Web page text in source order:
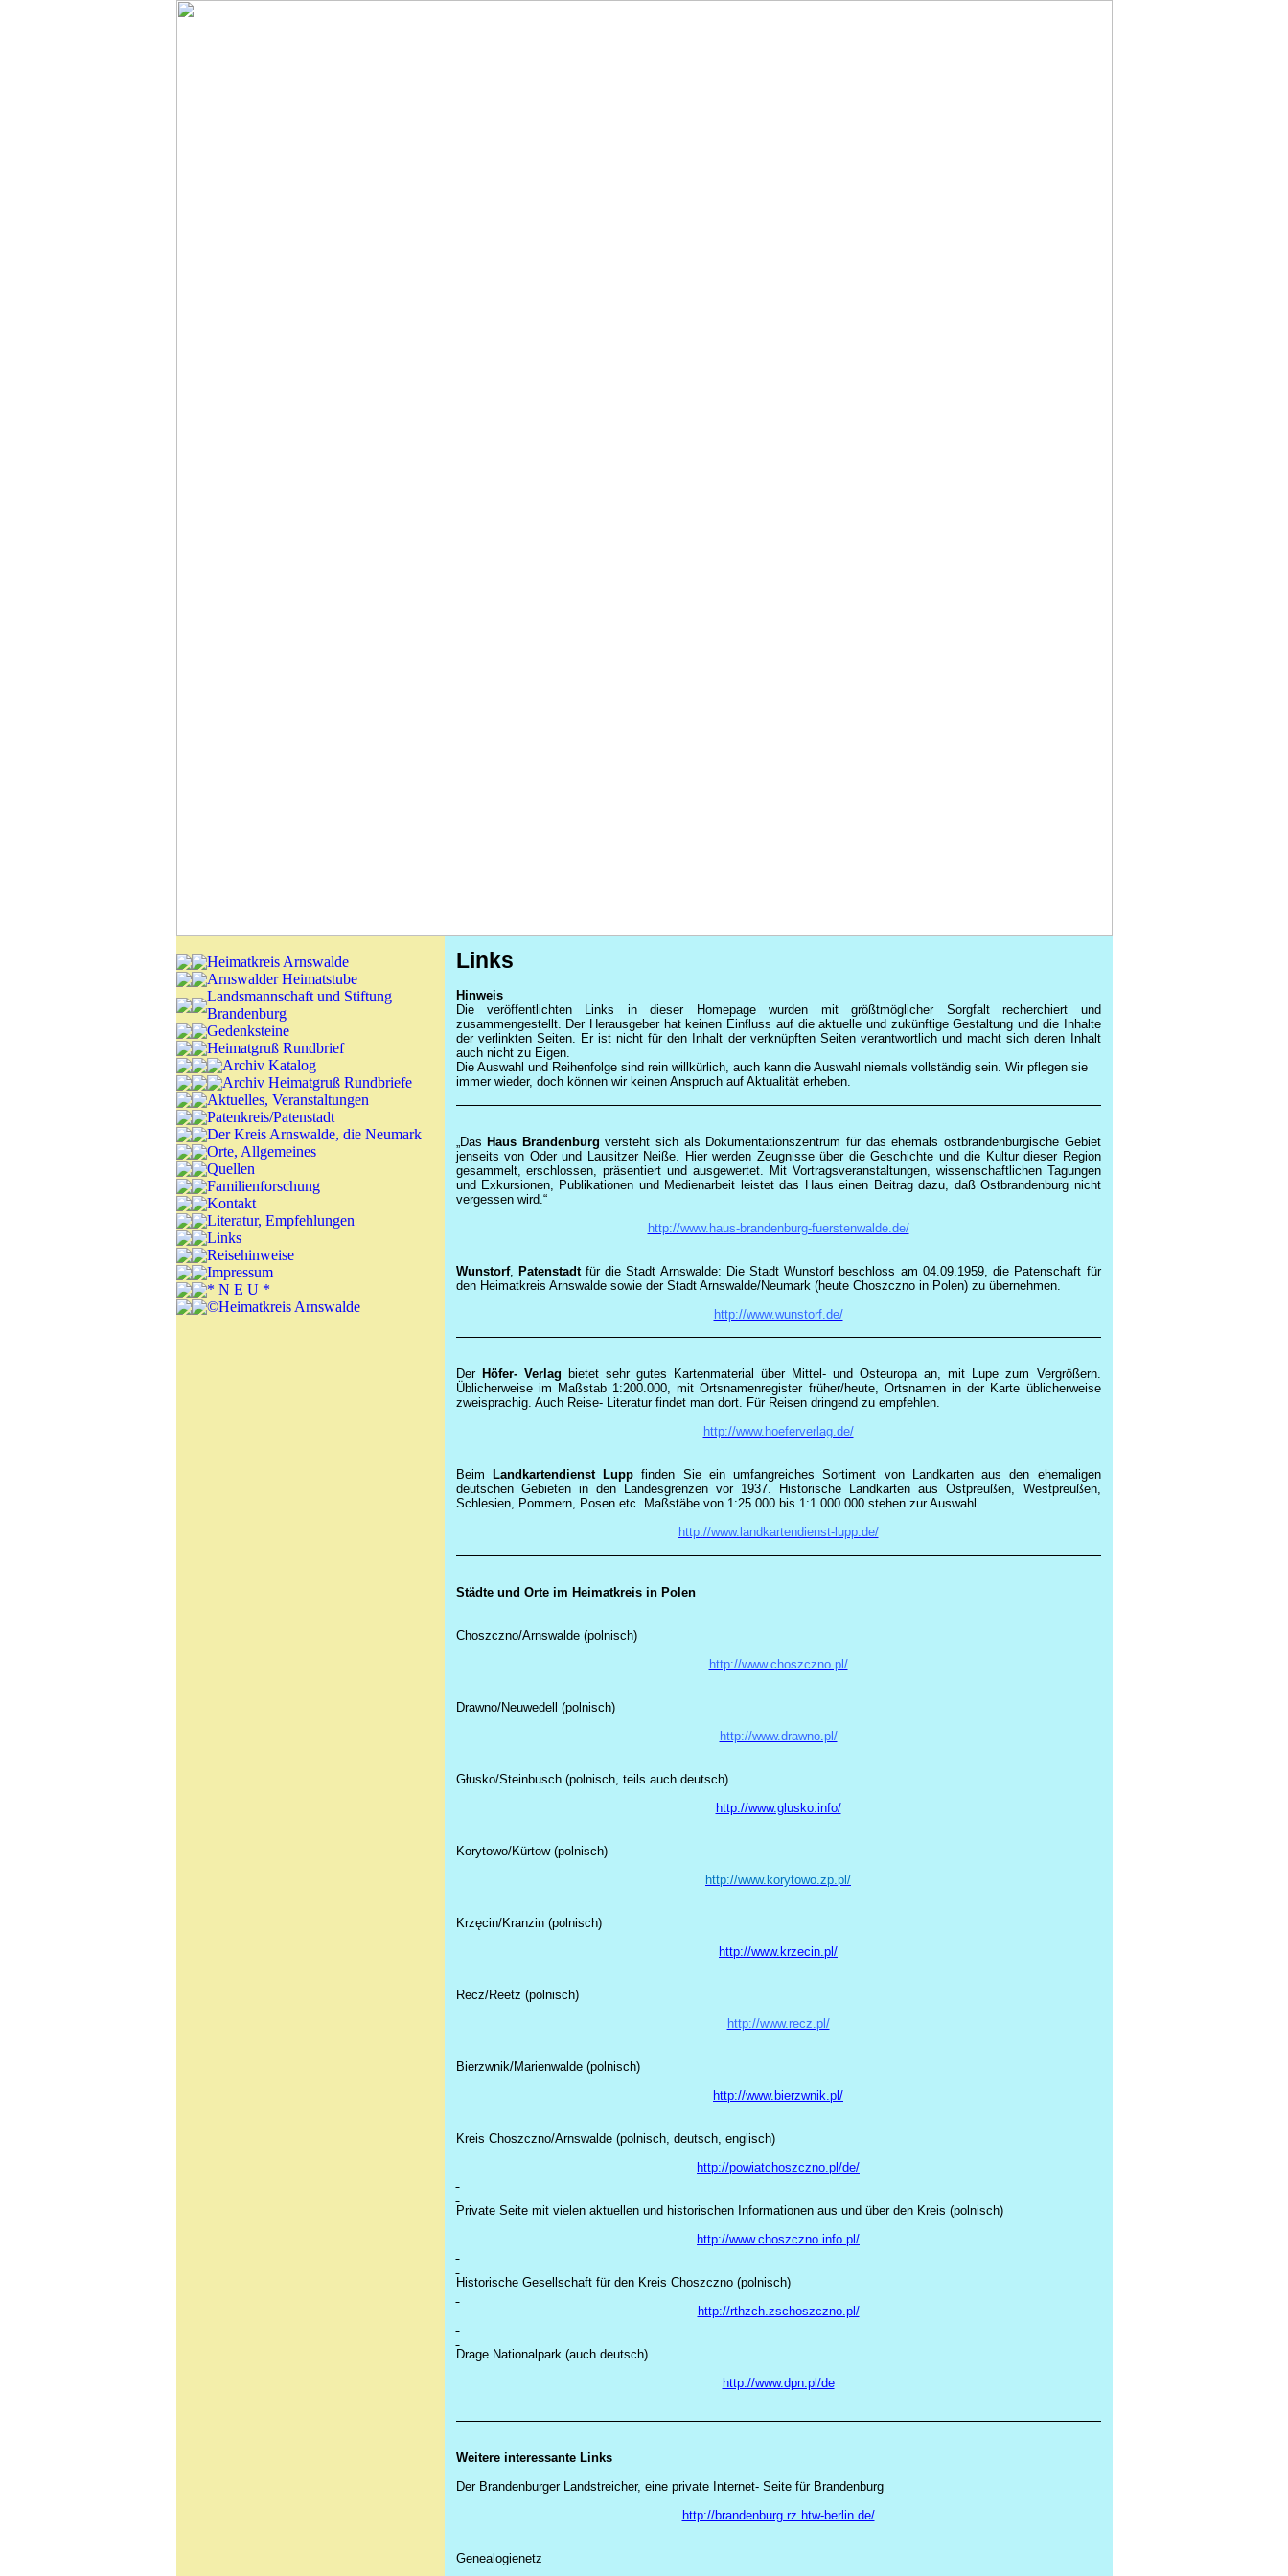
Heimatkreis Arnswalde
Arnswalder Heimatstube
Landsmannschaft und Stiftung
Brandenburg
Gedenksteine
Heimatgruß Rundbrief
Archiv Katalog
Archiv Heimatgruß Rundbriefe
Aktuelles, Veranstaltungen
Patenkreis/Patenstadt
Der Kreis Arnswalde, die Neumark
Orte, Allgemeines
Quellen
Familienforschung
Kontakt
Literatur, Empfehlungen
Links
Reisehinweise
Impressum
* N E U *
©Heimatkreis Arnswalde
Links
Hinweis
Die veröffentlichten Links in dieser Homepage wurden mit größtmöglicher Sorgfalt recherchiert und
zusammengestellt. Der Herausgeber hat keinen Einfluss auf die aktuelle und zukünftige Gestaltung und die Inhalte
der verlinkten Seiten. Er ist nicht für den Inhalt der verknüpften Seiten verantwortlich und macht sich deren Inhalt
auch nicht zu Eigen.
Die Auswahl und Reihenfolge sind rein willkürlich, auch kann die Auswahl niemals vollständig sein. Wir pflegen sie
immer wieder, doch können wir keinen Anspruch auf Aktualität erheben.
„DasHaus Brandenburg versteht sich als Dokumentationszentrum für das ehemals ostbrandenburgische Gebiet
jenseits von Oder und Lausitzer Neiße. Hier werden Zeugnisse über die Geschichte und die Kultur dieser Region
gesammelt, erschlossen, präsentiert und ausgewertet. Mit Vortragsveranstaltungen, wissenschaftlichen Tagungen
und Exkursionen, Publikationen und Medienarbeit leistet das Haus einen Beitrag dazu, daß Ostbrandenburg nicht
vergessen wird.“
http://www.haus-brandenburg-fuerstenwalde.de/
Wunstorf, Patenstadtfür die Stadt Arnswalde: Die Stadt Wunstorf beschloss am 04.09.1959, die Patenschaft für
den Heimatkreis Arnswalde sowie der Stadt Arnswalde/Neumark (heute Choszczno in Polen) zu übernehmen.
http://www.wunstorf.de/
Der Höfer- Verlag bietet sehr gutes Kartenmaterial über Mittel- und Osteuropa an, mit Lupe zum Vergrößern.
Üblicherweise im Maßstab 1:200.000, mit Ortsnamenregister früher/heute, Ortsnamen in der Karte üblicherweise
zweisprachig. Auch Reise- Literatur findet man dort. Für Reisen dringend zu empfehlen.
http://www.hoeferverlag.de/
Beim Landkartendienst Lupp finden Sie ein umfangreiches Sortiment von Landkarten aus den ehemaligen
deutschen Gebieten in den Landesgrenzen vor 1937. Historische Landkarten aus Ostpreußen, Westpreußen,
Schlesien, Pommern, Posen etc. Maßstäbe von 1:25.000 bis 1:1.000.000 stehen zur Auswahl.
http://www.landkartendienst-lupp.de/
Städte und Orte im Heimatkreis in Polen
Choszczno/Arnswalde (polnisch)
http://www.choszczno.pl/
Drawno/Neuwedell (polnisch)
http://www.drawno.pl/
Głusko/Steinbusch (polnisch, teils auch deutsch)
http://www.glusko.info/
Korytowo/Kürtow(polnisch)
http://www.korytowo.zp.pl/
Krzęcin/Kranzin (polnisch)
http://www.krzecin.pl/
Recz/Reetz (polnisch)
http://www.recz.pl/
Bierzwnik/Marienwalde (polnisch)
http://www.bierzwnik.pl/
Kreis Choszczno/Arnswalde (polnisch, deutsch, englisch)
http://powiatchoszczno.pl/de/
Private Seite mit vielen aktuellen und historischen Informationen aus und über den Kreis (polnisch)
http://www.choszczno.info.pl/
Historische Gesellschaft für den Kreis Choszczno (polnisch)
http://rthzch.zschoszczno.pl/
Drage Nationalpark (auch deutsch)
http://www.dpn.pl/de
Weitere interessante Links
Der Brandenburger Landstreicher, eine private Internet- Seite für Brandenburg
http://brandenburg.rz.htw-berlin.de/
Genealogienetz